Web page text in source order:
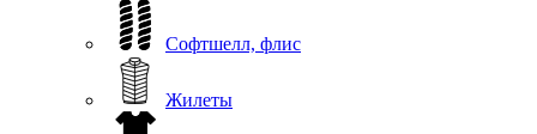
Софтшелл, флис
Жилеты